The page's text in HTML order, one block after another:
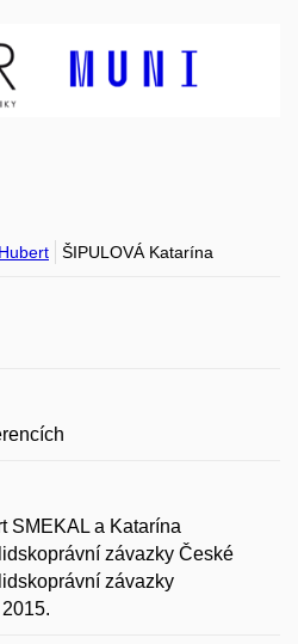
ŠIPULOVÁ Katarína
SMEKAL a Katarína
závazky České
závazky